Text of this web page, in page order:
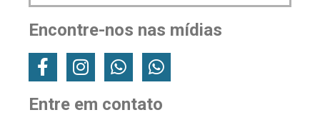
Encontre-nos nas mídias
Entre em contato